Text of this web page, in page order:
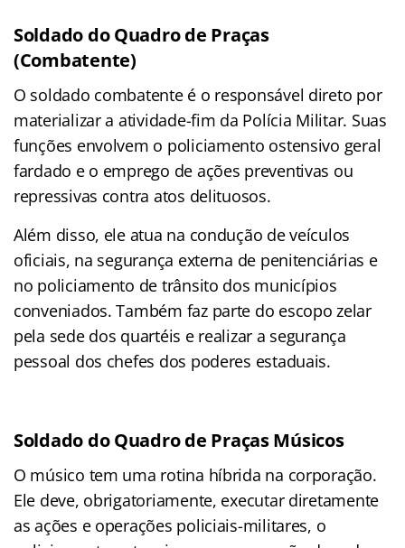
Soldado do Quadro de Praças
(Combatente)
O soldado combatente é o responsável direto por
materializar a atividade-fim da Polícia Militar. Suas
funções envolvem o policiamento ostensivo geral
fardado e o emprego de ações preventivas ou
repressivas contra atos delituosos.
Além disso, ele atua na condução de veículos
oficiais, na segurança externa de penitenciárias e
no policiamento de trânsito dos municípios
conveniados. Também faz parte do escopo zelar
pela sede dos quartéis e realizar a segurança
pessoal dos chefes dos poderes estaduais.
Soldado do Quadro de Praças Músicos
O músico tem uma rotina híbrida na corporação.
Ele deve, obrigatoriamente, executar diretamente
as ações e operações policiais-militares, o